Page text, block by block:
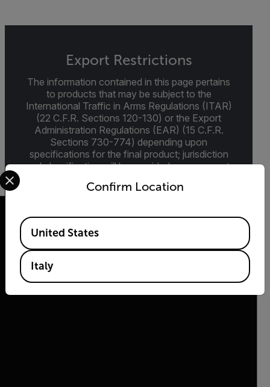
Export Restrictions
The information contained in this page pertains
to products that may be subject to the
International Traffic in Arms Regulations (ITAR)
(22 C.F.R. Sections 120-130) or the Export
Administration Regulations (EAR) (15 C.F.R.
Sections 730-774) depending upon
specifications for the final product; jurisdiction
and classification will be provided upon request.
2026 © Flir Tutti i diritti riservati.
Confirm Location
Select your preferred country and language from the
Available Locations
United States
Italy